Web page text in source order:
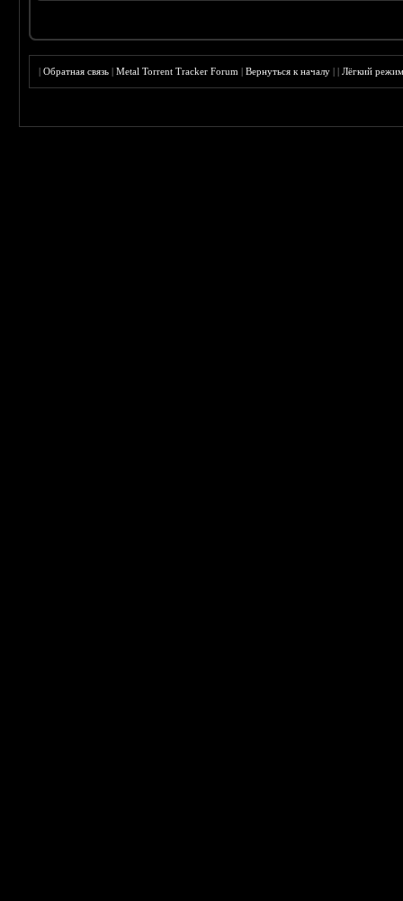
|Обратная связь |Metal Torrent Tracker Forum |Вернуться к началу ||Лёгкий